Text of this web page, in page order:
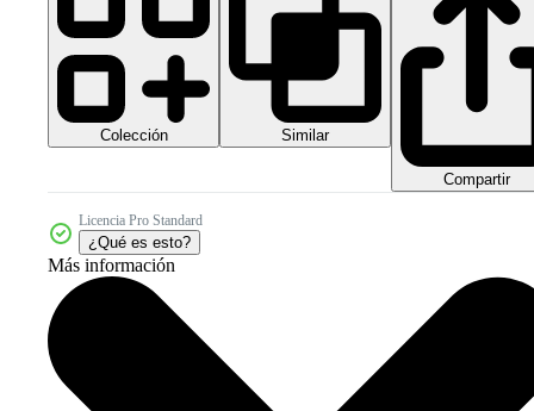
Colección Similar
Compartir
Licencia Pro Standard
¿Qué es esto?
Más información